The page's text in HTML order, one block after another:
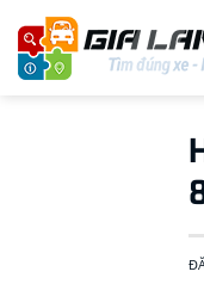
qua
nội